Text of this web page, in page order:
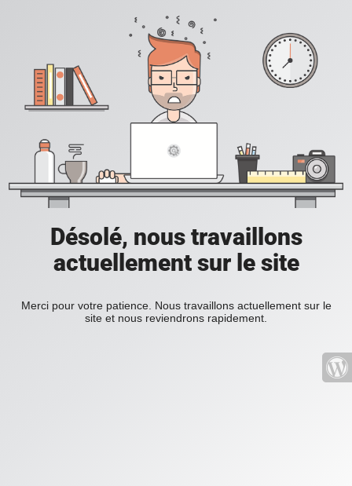
Désolé, nous travaillons
actuellement sur le site
Merci pour votre patience. Nous travaillons actuellement sur le
site et nous reviendrons rapidement.